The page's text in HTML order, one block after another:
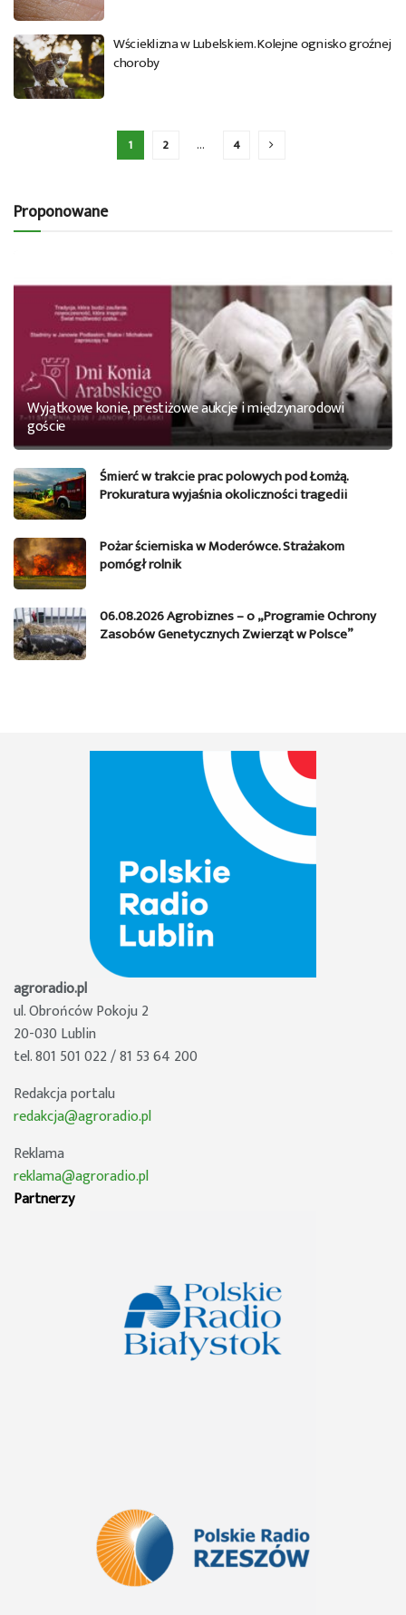
Wścieklizna w Lubelskiem. Kolejne ognisko groźnej
choroby
1 2 … 4
Proponowane
Wyjątkowe konie, prestiżowe aukcje i międzynarodowi
goście
Śmierć w trakcie prac polowych pod Łomżą.
Prokuratura wyjaśnia okoliczności tragedii
Pożar ścierniska w Moderówce. Strażakom
pomógł rolnik
06.08.2026 Agrobiznes – o „Programie Ochrony
Zasobów Genetycznych Zwierząt w Polsce”
agroradio.pl
ul. Obrońców Pokoju 2
20-030 Lublin
tel. 801 501 022 / 81 53 64 200
Redakcja portalu
redakcja@agroradio.pl
Reklama
reklama@agroradio.pl
Partnerzy